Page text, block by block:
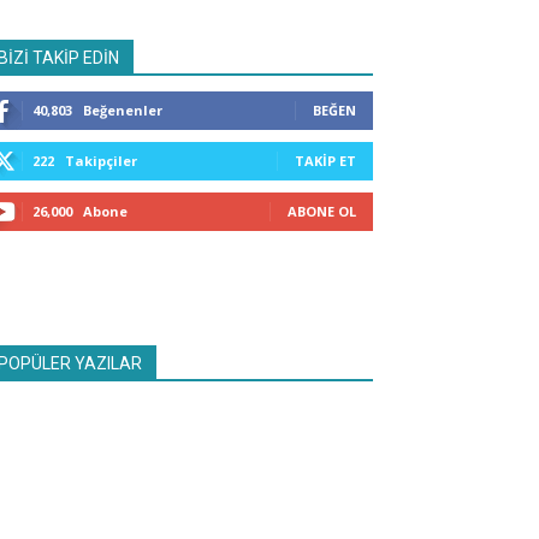
TAKİP EDİN
40,803 Beğenenler BEĞEN
222 Takipçiler TAKIP ET
26,000 Abone ABONE OL
YAZILAR